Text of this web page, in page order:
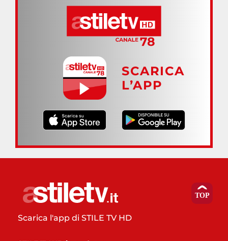
SCARICA
L’APP
Scarica l'app di STILE TV HD